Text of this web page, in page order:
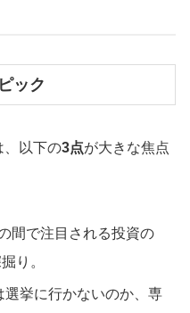
ック
、以下の3点が大きな焦点
間で注目される投資の
り。
選挙に行かないのか、専